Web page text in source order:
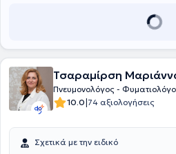
Τσαραμίρση
Πνευμονολόγος -
10.0|74 αξιολογήσεις
Σχετικά με την ειδικό